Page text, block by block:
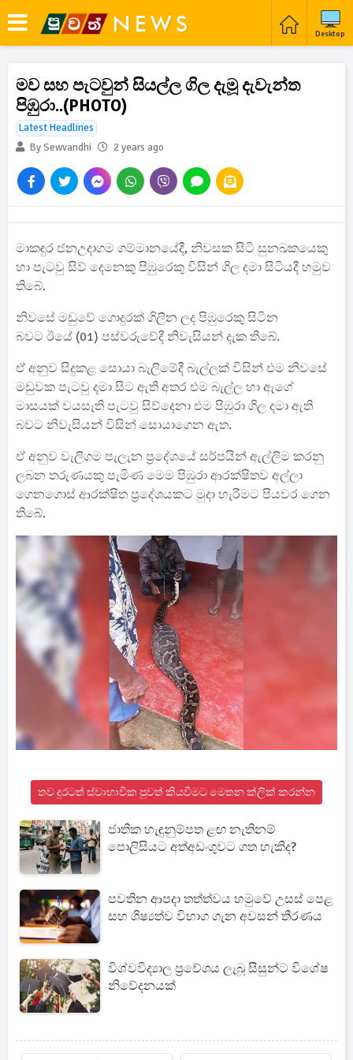
Desktop
මව සහ පැටවුන් සියල්ල ගිල දැමූ දැවැන්ත
පිඹුරා..(PHOTO)
Latest Headlines
By Sewvandhi
2 years ago
මාකඳුර ජනඋදාගම ගම්මානයේදී, නිවසක සිටි සුනඛකයෙකු
හා පැටවු සිව් දෙනෙකු පිඹුරෙකු විසින් ගිල දමා සිටියදී හමුව
තිබේ.
නිවසේ මඩුවේ ගොදුරක් ගිලින ලද පිඹුරෙකු සිටින
බවට ඊයේ (01) පස්වරුවේදී නිවැසියන් දැක තිබේ.
ඒ අනුව සිදුකළ සොයා බැලිමේදී බැල්ලක් විසින් එම නිවසේ
මඩුවක පැටවු දමා සිට ඇති අතර එම බැල්ල හා ඇගේ
මාසයක් වයසැති පැටවු සිව්දෙනා ⁣එම පිඹුරා ගිල දමා ඇති
බවට නිවැසියන් විසින් සොයාගෙන ඇත.
ඒ අනුව වැලිගම පැලැන ප්‍රදේශයේ සර්පයින් ඇල්ලිම කරනු
ලබන තරුණයකු පැමිණ මෙම පිඹුරා ආරක්ෂිතව අල්ලා
ගෙනගොස් ආරක්ෂිත ප්‍රදේශයකට මුදා හැරීමට පියවර ගෙන
තිබේ.
තව දුරටත් ස්වාභාවික පුවත් කියවීමට මෙතන ක්ලික් කරන්න
ජාතික හැඳුනුම්පත ළඟ නැතිනම්
පොලිසියට අත්අඩංගුවට ගත හැකිද?
පවතින ආපදා තත්ත්වය හමුවේ උසස් පෙළ
සහ ශිෂ්‍යත්ව විභාග ගැන අවසන් තීරණය
විශ්වවිද්‍යාල ප්‍රවේශය ලැබූ සිසුන්ට විශේෂ
නිවේදනයක්